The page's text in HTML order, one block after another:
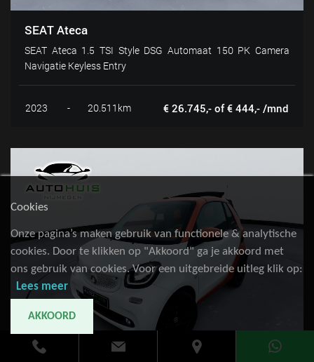
SEAT Ateca
SEAT Ateca 1.5 TSI Style DSG Automaat 150 PK Camera
Navigatie Keyless Entry
2023 - 20.511km € 26.745,- of € 444,- /mnd
Cookies
Onze pagina’s maken gebruik van functionele & analytische
cookies. Door te klikken op "Akkoord" ga je akkoord met
ons gebruik van cookies. Voor een uitgebreide uitleg klik op:
Lees meer
AKKOORD